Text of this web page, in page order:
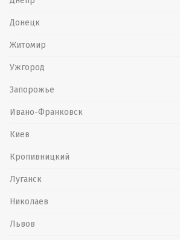
Донецк
Житомир
Ужгород
Запорожье
Ивано-Франковск
Киев
Кропивницкий
Луганск
Николаев
Львов